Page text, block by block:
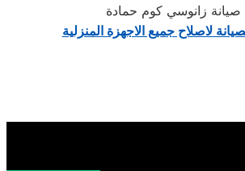
صيانة زانوسي كوم حمادة
لاصلاح جميع الاجهزة المنزلية